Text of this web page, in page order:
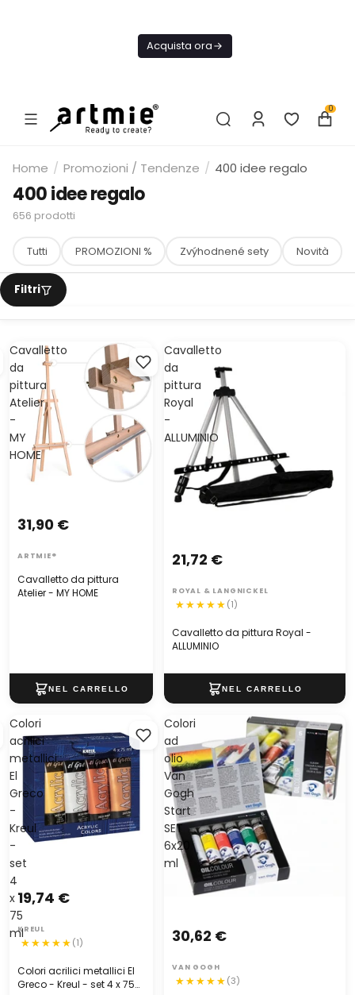
Acquista ora
0
Home / Promozioni / Tendenze / 400 idee regalo
400 idee regalo
656 prodotti
Tutti PROMOZIONI % Zvýhodnené sety Novità
Cavalletto
da
pittura
Atelier
-
MY
HOME
Cavalletto da pittura
Atelier - MY HOME
31,90 €
ARTMIE®
Cavalletto
da
pittura
Royal
-
ALLUMINIO
Cavalletto da pittura Royal -
ALLUMINIO
21,72 €
ROYAL & LANGNICKEL
(1)
Colori
acrilici
metallici
El
Greco
-
Kreul
-
set
4
x
75
ml
Colori acrilici metallici El
Greco - Kreul - set 4 x 75
19,74 €
KREUL
(1)
Colori
ad
olio
Van
Gogh
Start
SET
6x20
ml
30,62 €
VAN GOGH
(3)